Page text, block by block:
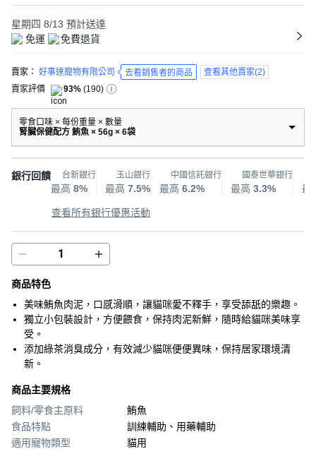
星期四 8/13 預計送達
免運
免費退貨
賣家： 好事達寵物有限公司 去看銷售者的商品 查看其他賣家(2)
賣家評價
93% (190)
零食口味 × 每份重量 × 數量
腎臟保健配方 鮪魚 × 56g × 6袋
銀行回饋 台新銀行
最高 8%
玉山銀行
最高 7.5%
中國信託銀行
最高 6.2%
國泰世華銀行
最高 3.3% 最
查看所有銀行優惠活動
商品特色
美味鮪魚肉泥，口感滑順，讓貓咪愛不釋手，享受舔舐的樂趣。
獨立小包裝設計，方便餵食，保持肉泥新鮮，隨時給貓咪美味享
受。
添加綠茶消臭成分，有效減少貓咪便便異味，保持居家環境清
新。
商品主要規格
飼料/零食主原料
鮪魚
食品特點
訓練輔助、用藥輔助
適用寵物類型
貓用